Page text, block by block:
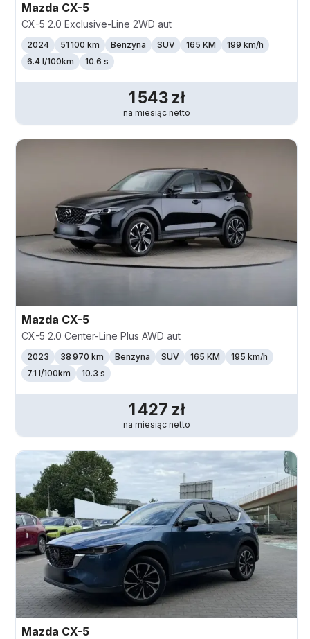
Mazda CX-5
CX-5 2.0 Exclusive-Line 2WD aut
2024 51 100 km Benzyna SUV 165 KM 199 km/h
6.4 l/100km
10.6 s
1 543 zł
na miesiąc netto
Mazda CX-5
CX-5 2.0 Center-Line Plus AWD aut
2023 38 970 km Benzyna SUV 165 KM 195 km/h
7.1 l/100km
10.3 s
1 427 zł
na miesiąc netto
Mazda CX-5